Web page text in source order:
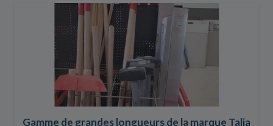
Gamme de grandes longueurs de la marque Talia